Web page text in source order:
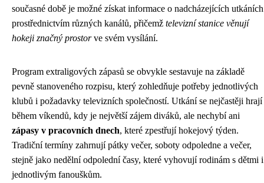
současné době je možné získat informace o nadcházejících utkáních
prostřednictvím různých kanálů, přičemž televizní stanice věnují
hokeji značný prostorve svém vysílání.
Program extraligových zápasů se obvykle sestavuje na základě
pevně stanoveného rozpisu, který zohledňuje potřeby jednotlivých
klubů i požadavky televizních společností. Utkání se nejčastěji hrají
během víkendů, kdy je největší zájem diváků, ale nechybí ani
zápasy v pracovních dnech, které zpestřují hokejový týden.
Tradiční termíny zahrnují pátky večer, soboty odpoledne a večer,
stejně jako nedělní odpolední časy, které vyhovují rodinám s dětmi i
jednotlivým fanouškům.